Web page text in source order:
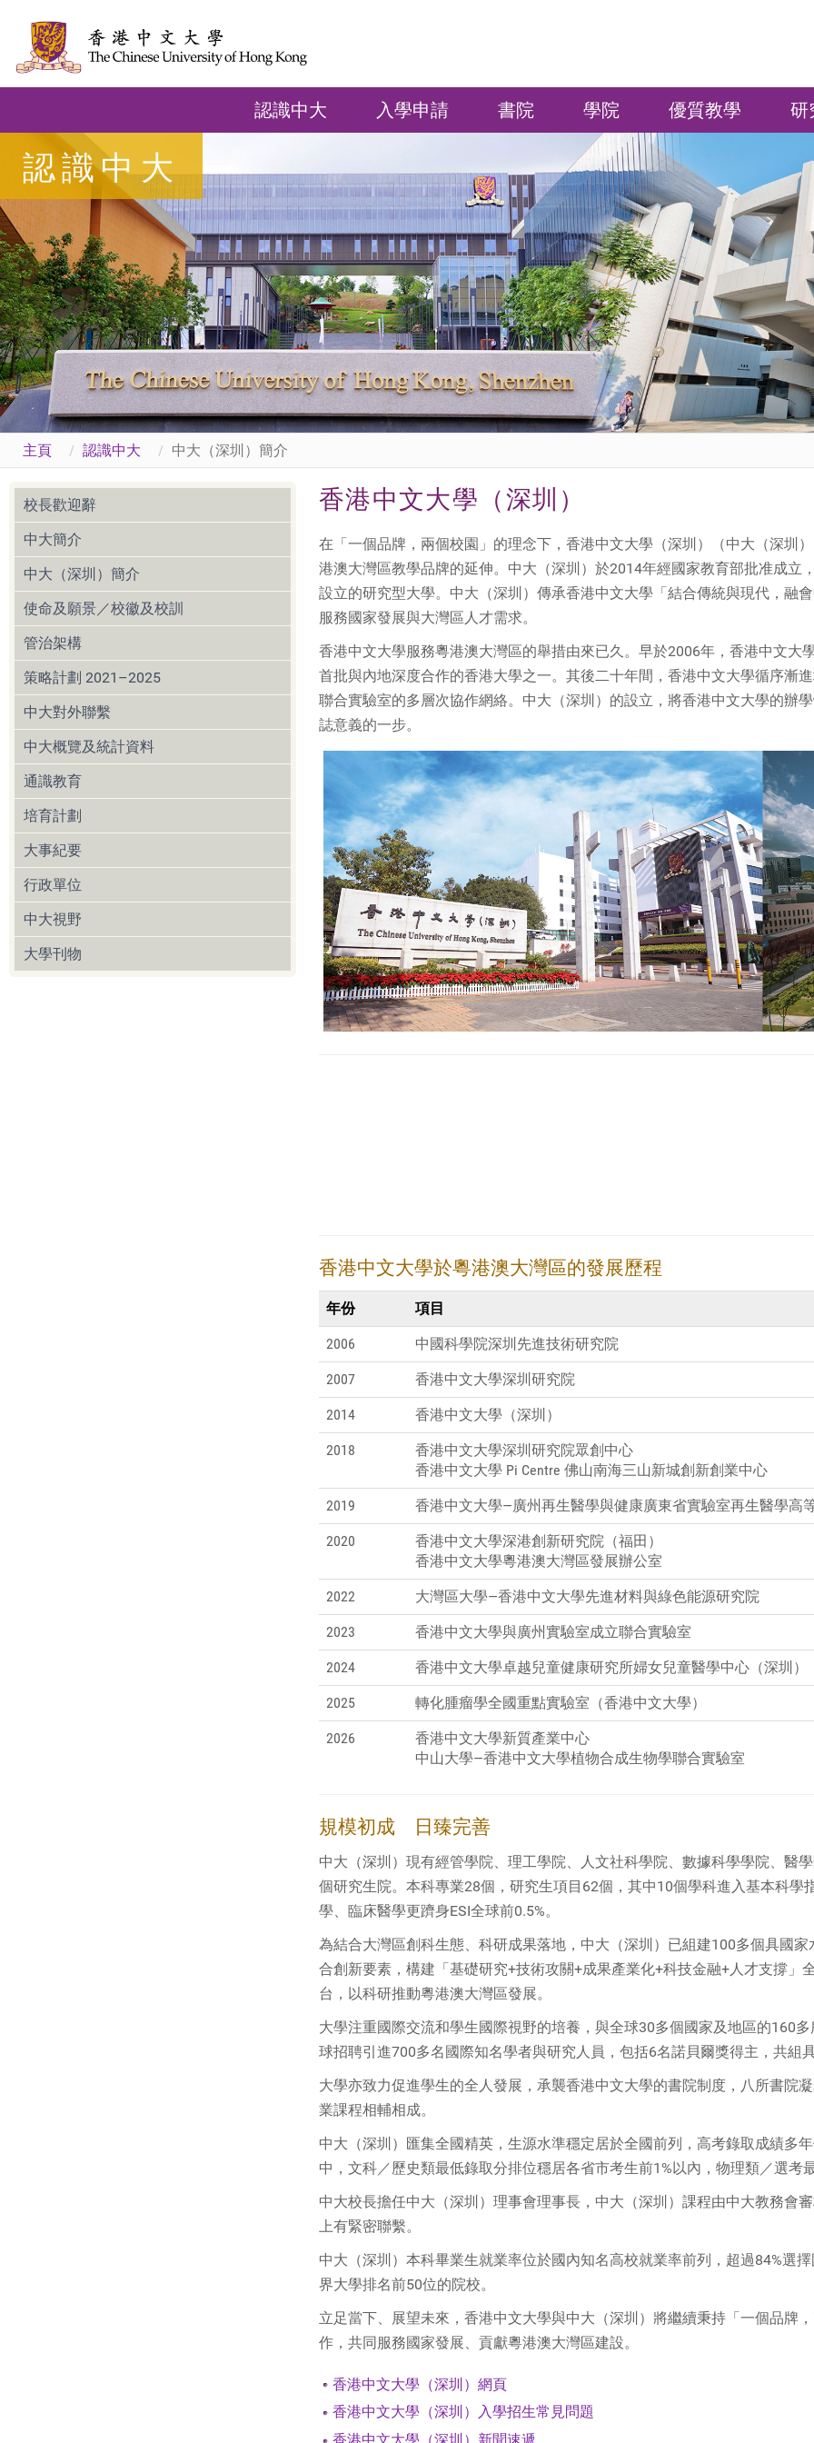
認識中大 入學申請 書院 學院 優質教學 研
認識中大
主頁 認識中大 中大（深圳）簡介
校長歡迎辭
中大簡介
中大（深圳）簡介
使命及願景／校徽及校訓
管治架構
策略計劃 2021–2025
中大對外聯繫
中大概覽及統計資料
通識教育
培育計劃
大事紀要
行政單位
中大視野
大學刊物
香港中文大學（深圳）
在「一個品牌，兩個校園」的理念下，香港中文大學（深圳）（中大（深圳
港澳大灣區教學品牌的延伸。中大（深圳）於2014年經國家教育部批准成
設立的研究型大學。中大（深圳）傳承香港中文大學「結合傳統與現代，融
服務國家發展與大灣區人才需求。
香港中文大學服務粵港澳大灣區的舉措由來已久。早於2006年，香港中文
首批與內地深度合作的香港大學之一。其後二十年間，香港中文大學循序漸
聯合實驗室的多層次協作網絡。中大（深圳）的設立，將香港中文大學的辦
誌意義的一步。
香港中文大學於粵港澳大灣區的發展歷程
年份 項目
2006 中國科學院深圳先進技術研究院
2007 香港中文大學深圳研究院
2014 香港中文大學（深圳）
2018
香港中文大學深圳研究院眾創中心
香港中文大學 Pi Centre 佛山南海三山新城創新創業中心
2019 香港中文大學—廣州再生醫學與健康廣東省實驗室再生醫學高
2020
香港中文大學深港創新研究院（福田）
香港中文大學粵港澳大灣區發展辦公室
2022 大灣區大學—香港中文大學先進材料與綠色能源研究院
2023 香港中文大學與廣州實驗室成立聯合實驗室
2024 香港中文大學卓越兒童健康研究所婦女兒童醫學中心（深圳）
2025 轉化腫瘤學全國重點實驗室（香港中文大學）
2026
香港中文大學新質產業中心
中山大學—香港中文大學植物合成生物學聯合實驗室
規模初成 日臻完善
中大（深圳）現有經管學院、理工學院、人文社科學院、數據科學學院、醫
個研究生院。本科專業28個，研究生項目62個，其中10個學科進入基本科學
學、臨床醫學更躋身ESI全球前0.5%。
為結合大灣區創科生態、科研成果落地，中大（深圳）已組建100多個具國
合創新要素，構建「基礎研究+技術攻關+成果產業化+科技金融+人才支撐
台，以科研推動粵港澳大灣區發展。
大學注重國際交流和學生國際視野的培養，與全球30多個國家及地區的160
球招聘引進700多名國際知名學者與研究人員，包括6名諾貝爾獎得主，共組
大學亦致力促進學生的全人發展，承襲香港中文大學的書院制度，八所書院
業課程相輔相成。
中大（深圳）匯集全國精英，生源水準穩定居於全國前列，高考錄取成績多
中，文科／歷史類最低錄取分排位穩居各省市考生前1%以內，物理類／選考
中大校長擔任中大（深圳）理事會理事長，中大（深圳）課程由中大教務會
上有緊密聯繫。
中大（深圳）本科畢業生就業率位於國內知名高校就業率前列，超過84%選
界大學排名前50位的院校。
立足當下、展望未來，香港中文大學與中大（深圳）將繼續秉持「一個品牌
作，共同服務國家發展、貢獻粵港澳大灣區建設。
香港中文大學（深圳）網頁
香港中文大學（深圳）入學招生常見問題